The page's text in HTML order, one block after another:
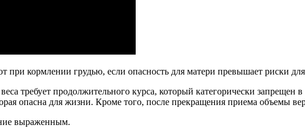
кормлении грудью, если опасность для матери превышает риски
требует продолжительного курса, который категорически запрещен в
опасна для жизни. Кроме того, после прекращения приема объемы
выраженным.